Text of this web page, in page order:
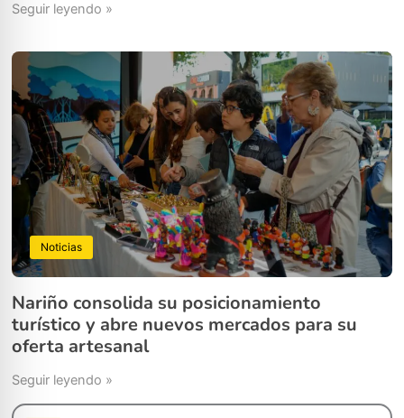
Seguir leyendo »
Noticias
Nariño consolida su posicionamiento
turístico y abre nuevos mercados para su
oferta artesanal
Seguir leyendo »